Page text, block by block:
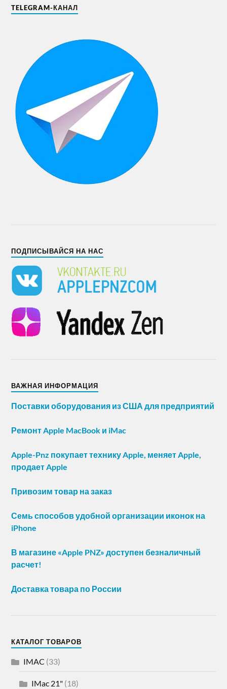
TELEGRAM-КАНАЛ
ПОДПИСЫВАЙСЯ НА НАС
ВАЖНАЯ ИНФОРМАЦИЯ
Поставки оборудования из США для предприятий
Ремонт Apple MacBook и iMac
Apple-Pnz покупает технику Apple, меняет Apple,
продает Apple
Привозим товар на заказ
Семь способов удобной организации иконок на
iPhone
В магазине «Apple PNZ» доступен безналичный
расчет!
Доставка товара по России
КАТАЛОГ ТОВАРОВ
IMAC (33)
IMac 21" (18)